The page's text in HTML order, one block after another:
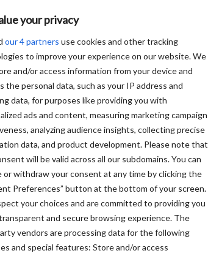
your privacy
our 4 partners use cookies and other tracking
to improve your experience on our website. We
and/or access information from your device and
the personal data, such as your IP address and
data, for purposes like providing you with
ads and content, measuring marketing campaign
analyzing audience insights, collecting precise
data, and product development. Please note that
will be valid across all our subdomains. You can
or withdraw your consent at any time by clicking the
Preferences” button at the bottom of your screen.
your choices and are committed to providing you
and secure browsing experience. The
vendors are processing data for the following
and special features: Store and/or access
de verschilende keur- en kenmerken
giguren tonen een iets
In totaal zijn er 1.035 stallen dubbel
en kenmerken kan zijn
voor varkens om 809 stallen en voor
als zij in meerdere
Leven en RLS). Deze dubbeltellingen zijn
categorieën (biologisch, MDV,
stallen aangegeven. Voor Beter Leven is
geëxtrapoleerd op basis van het
en KDV.